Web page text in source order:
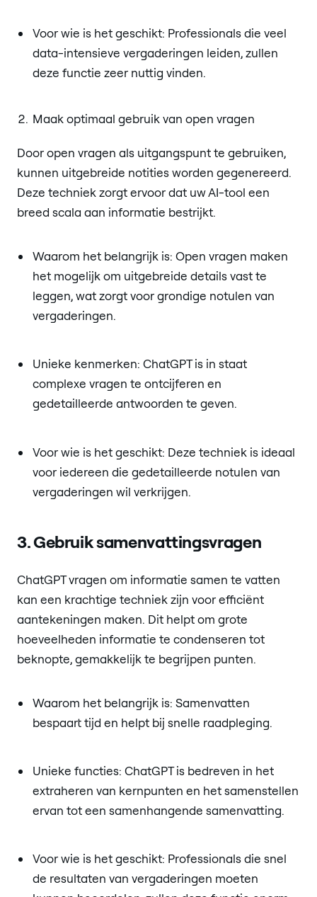
Voor wie is het geschikt: Professionals die veel
data-intensieve vergaderingen leiden, zullen
deze functie zeer nuttig vinden.
Maak optimaal gebruik van open vragen
Door open vragen als uitgangspunt te gebruiken,
kunnen uitgebreide notities worden gegenereerd.
Deze techniek zorgt ervoor dat uw AI-tool een
breed scala aan informatie bestrijkt.
Waarom het belangrijk is: Open vragen maken
het mogelijk om uitgebreide details vast te
leggen, wat zorgt voor grondige notulen van
vergaderingen.
Unieke kenmerken: ChatGPT is in staat
complexe vragen te ontcijferen en
gedetailleerde antwoorden te geven.
Voor wie is het geschikt: Deze techniek is ideaal
voor iedereen die gedetailleerde notulen van
vergaderingen wil verkrijgen.
3. Gebruik samenvattingsvragen
ChatGPT vragen om informatie samen te vatten
kan een krachtige techniek zijn voor efficiënt
aantekeningen maken. Dit helpt om grote
hoeveelheden informatie te condenseren tot
beknopte, gemakkelijk te begrijpen punten.
Waarom het belangrijk is: Samenvatten
bespaart tijd en helpt bij snelle raadpleging.
Unieke functies: ChatGPT is bedreven in het
extraheren van kernpunten en het samenstellen
ervan tot een samenhangende samenvatting.
Voor wie is het geschikt: Professionals die snel
de resultaten van vergaderingen moeten